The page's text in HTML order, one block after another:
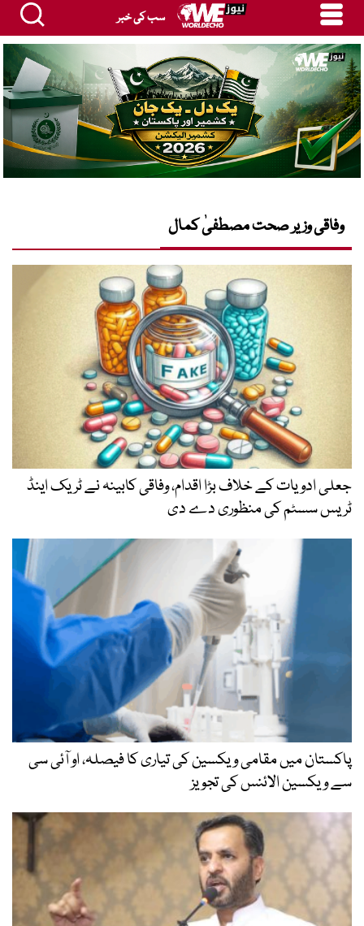
سب کی خبر
وفاقی وزیر صحت مصطفیٰ کمال
جعلی ادویات کے خلاف بڑا اقدام، وفاقی کابینہ نے ٹریک اینڈ
ٹریس سسٹم کی منظوری دے دی
پاکستان میں مقامی ویکسین کی تیاری کا فیصلہ، او آئی سی
سے ویکسین الائنس کی تجویز